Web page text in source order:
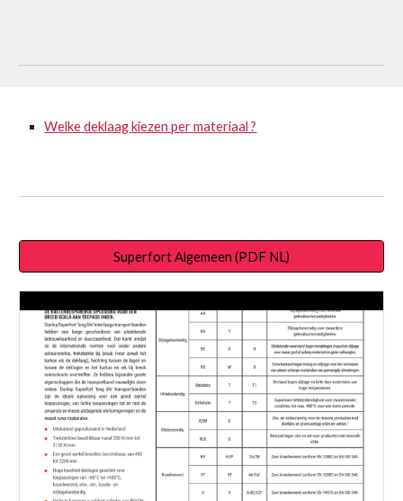
Welke deklaag kiezen per materiaal ?
Superfort Algemeen (PDF NL)